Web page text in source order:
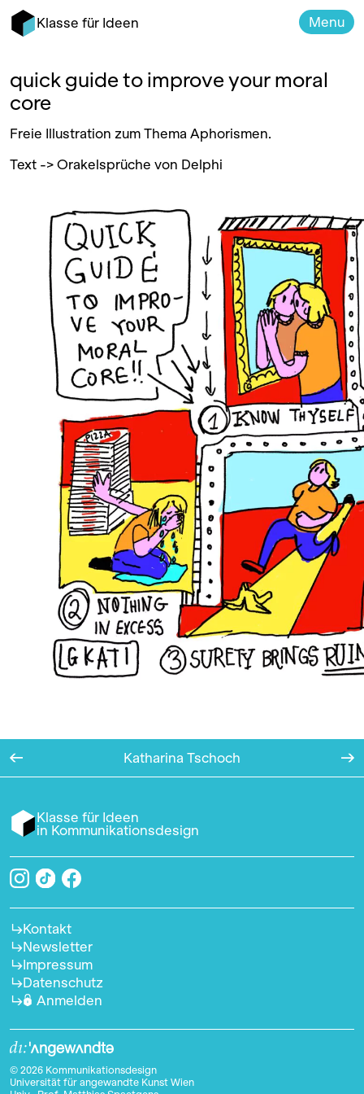
Klasse für Ideen Menu
quick guide to improve your moral
core
Freie Illustration zum Thema Aphorismen.
Text -> Orakelsprüche von Delphi
Katharina Tschoch
Klasse für Ideen
in Kommunikationsdesign
Kontakt
Newsletter
Impressum
Datenschutz
Anmelden
© 2026 Kommunikationsdesign
Universität für angewandte Kunst Wien